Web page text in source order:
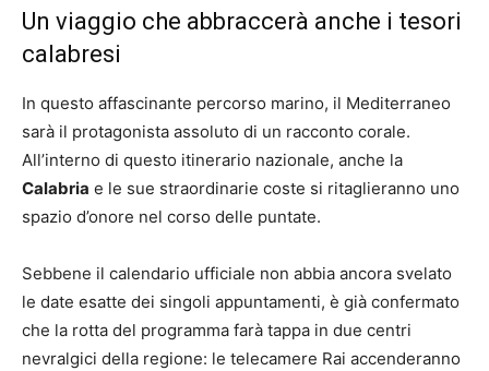
Un viaggio che abbraccerà anche i tesori
calabresi
In questo affascinante percorso marino, il Mediterraneo
sarà il protagonista assoluto di un racconto corale.
All’interno di questo itinerario nazionale, anche la
Calabria e le sue straordinarie coste si ritaglieranno uno
spazio d’onore nel corso delle puntate.
Sebbene il calendario ufficiale non abbia ancora svelato
le date esatte dei singoli appuntamenti, è già confermato
che la rotta del programma farà tappa in due centri
nevralgici della regione: le telecamere Rai accenderanno